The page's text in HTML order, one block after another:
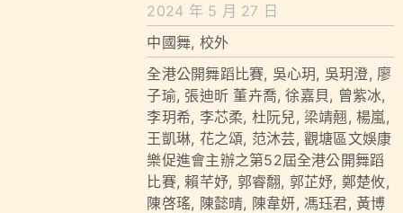
2024 年 5 月 27 日
中國舞, 校外
全港公開舞蹈比賽, 吳心玥, 吳玥澄, 廖
子瑜, 張迪昕 董卉喬,徐嘉貝, 曾紫冰,
李玥希, 李芯柔, 杜阮兒, 梁靖翹,楊嵐,
王凱琳, 花之頌, 范沐芸, 觀塘區文娛康
樂促進會主辦之第52屆全港公開舞蹈
比賽,賴芊妤, 郭睿䎗, 郭芷妤, 鄭楚攸,
陳啓瑤, 陳懿晴, 陳韋妍, 馮珏君, 黃博